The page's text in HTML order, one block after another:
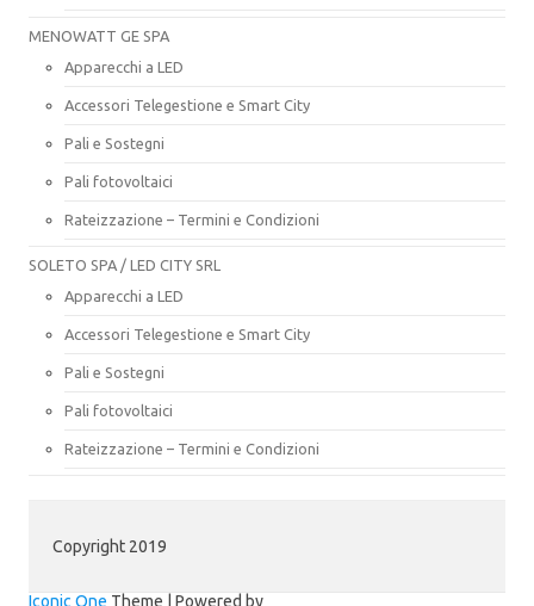
MENOWATT GE SPA
Apparecchi a LED
Accessori Telegestione e Smart City
Pali e Sostegni
Pali fotovoltaici
Rateizzazione – Termini e Condizioni
SOLETO SPA / LED CITY SRL
Apparecchi a LED
Accessori Telegestione e Smart City
Pali e Sostegni
Pali fotovoltaici
Rateizzazione – Termini e Condizioni
Copyright 2019
Iconic One Theme | Powered by